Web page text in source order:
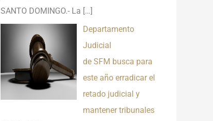
SANTO DOMINGO.- La […]
Departamento
Judicial
de SFM busca para
este año erradicar el
retado judicial y
mantener tribunales